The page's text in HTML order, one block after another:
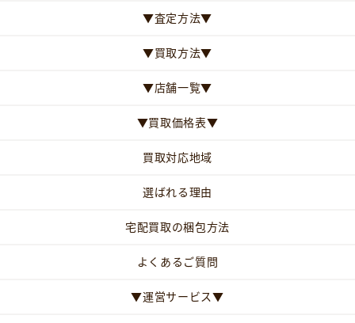
▼査定方法▼
▼買取方法▼
▼店舗一覧▼
▼買取価格表▼
買取対応地域
選ばれる理由
宅配買取の梱包方法
よくあるご質問
▼運営サービス▼